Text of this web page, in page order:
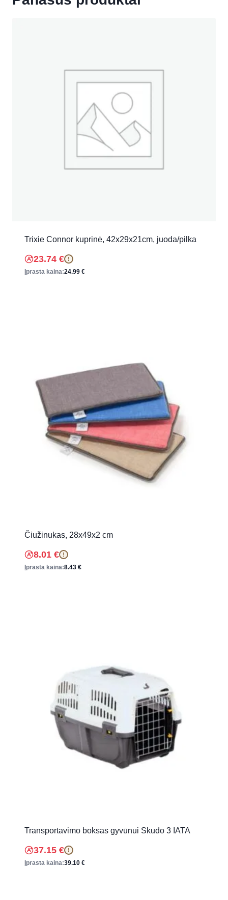
Trixie Connor kuprinė, 42x29x21cm, juoda/pilka
23.74 € !
Įprasta kaina:24.99 €
Čiužinukas, 28x49x2 cm
8.01 € !
Įprasta kaina:8.43 €
Transportavimo boksas gyvūnui Skudo 3 IATA
37.15 € !
Įprasta kaina:39.10 €